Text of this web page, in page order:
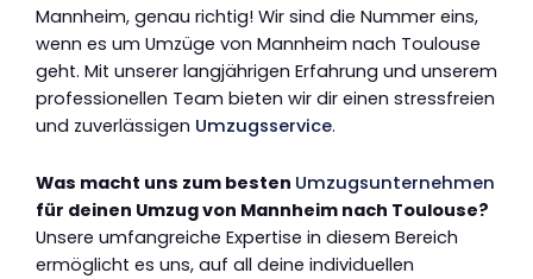
Mannheim, genau richtig! Wir sind die Nummer eins,
wenn es um Umzüge von Mannheim nach Toulouse
geht. Mit unserer langjährigen Erfahrung und unserem
professionellen Team bieten wir dir einen stressfreien
und zuverlässigen Umzugsservice.
Was macht uns zum besten Umzugsunternehmen
für deinen Umzug von Mannheim nach Toulouse?
Unsere umfangreiche Expertise in diesem Bereich
ermöglicht es uns, auf all deine individuellen